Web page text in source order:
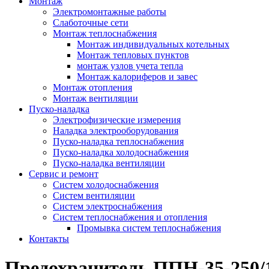
Электромонтажные работы
Слаботочные сети
Монтаж теплоснабжения
Монтаж индивидуальных котельных
Монтаж тепловых пунктов
монтаж узлов учета тепла
Монтаж калориферов и завес
Монтаж отопления
Монтаж вентиляции
Пуско-наладка
Электрофизические измерения
Наладка электрооборудования
Пуско-наладка теплоснабжения
Пуско-наладка холодоснабжения
Пуско-наладка вентиляции
Сервис и ремонт
Систем холодоснабжения
Систем вентиляции
Систем электроснабжения
Систем теплоснабжения и отопления
Промывка систем теплоснабжения
Контакты